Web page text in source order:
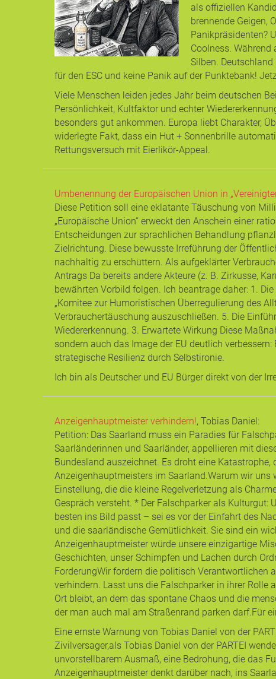
als offiziellen
brennende Geigen,
Panikpräsidenten?
Coolness. Während
Silben.
für den ESC und keine Panik auf der Punktebank!
Viele Menschen leiden jedes Jahr beim deutschen
Persönlichkeit, Kultfaktor und echter
besonders gut ankommen. Europa liebt Charakter,
widerlegte Fakt, dass ein Hut + Sonnenbrille
Rettungsversuch mit Eierlikör-Appeal.
Umbenennung der Europäischen Union in
Diese Petition soll eine eklatante Täuschung von
„Europäische Union“ erweckt den Anschein einer
Entscheidungen zur sprachlichen Behandlung
Zielrichtung. Diese bewusste Irreführung der
nachhaltig zu erschüttern. Als aufgeklärter
Antrags Da bereits andere Akteure (z. B. Zirkusse,
bewährten Vorbild folgen. Ich beantrage daher: 1.
„Komitee zur Humoristischen Überregulierung des
Verbrauchertäuschung auszuschließen. 5. Die
Wiedererkennung. 3. Erwartete Wirkung Diese
sondern auch das Image der EU deutlich
strategische Resilienz durch Selbstironie.
Ich bin als Deutscher und EU Bürger direkt von der
Anzeigenhauptmeister verhindern!, Tobias Daniel:
Petition: Das Saarland muss ein Paradies für
Saarländerinnen und Saarländer, appellieren mit
Bundesland auszeichnet. Es droht eine
Anzeigenhauptmeisters im Saarland. ​Warum wir
Einstellung, die die kleine Regelverletzung als
Gespräch versteht. * ​Der Falschparker als
besten ins Bild passt – sei es vor der Einfahrt des
und die saarländische Gemütlichkeit. Sie sind ein
Anzeigenhauptmeister würde unsere einzigartige
Geschichten, unser Schimpfen und Lachen durch
Forderung ​Wir fordern die politisch
verhindern. Lasst uns die Falschparker in ihrer Rolle
Ort bleibt, an dem das spontane Chaos und die
der man auch mal am Straßenrand parken darf. ​Für
Eine ernste Warnung von Tobias Daniel von der
Zivilversager, ​als Tobias Daniel von der PARTEI
unvorstellbarem Ausmaß, eine Bedrohung, die das
Anzeigenhauptmeister denkt darüber nach, ins